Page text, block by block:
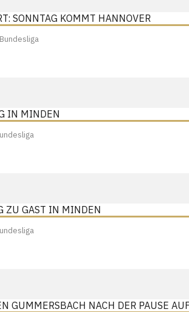
SONNTAG KOMMT HANNOVER
Bundesliga
IN MINDEN
ZU GAST IN MINDEN
GUMMERSBACH NACH DER PAUSE